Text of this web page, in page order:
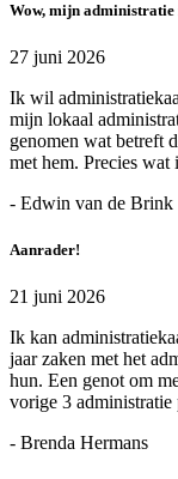
Wow, mijn administratie
27 juni 2026
Ik wil
mijn lokaal
genomen wat betreft
met hem. Precies wat
- Edwin van de Brink
Aanrader!
21 juni 2026
Ik kan
jaar zaken met het
hun. Een genot om
vorige 3 administratie
- Brenda Hermans